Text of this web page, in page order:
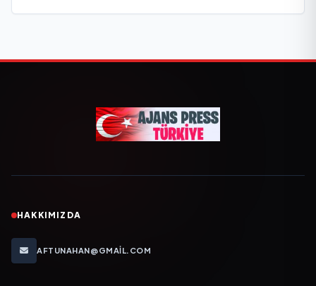
HAKKIMIZDA
AFTUNAHAN@GMAIL.COM